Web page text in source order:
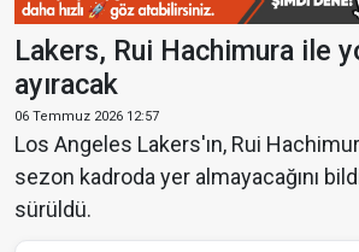
Lakers, Rui Hachimura ile
ayıracak
06 Temmuz 2026 12:57
Los Angeles Lakers'ın, Rui
sezon kadroda yer almayacağını
sürüldü.